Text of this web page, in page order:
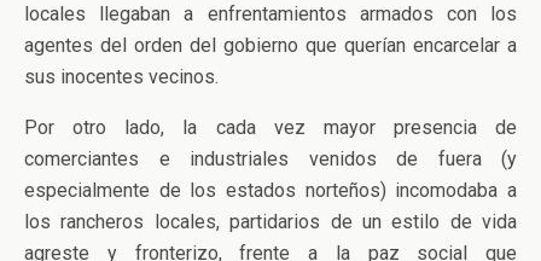
locales llegaban a enfrentamientos armados con los
agentes del orden del gobierno que querían encarcelar a
sus inocentes vecinos.
Por otro lado, la cada vez mayor presencia de
comerciantes e industriales venidos de fuera (y
especialmente de los estados norteños) incomodaba a
los rancheros locales, partidarios de un estilo de vida
agreste y fronterizo, frente a la paz social que